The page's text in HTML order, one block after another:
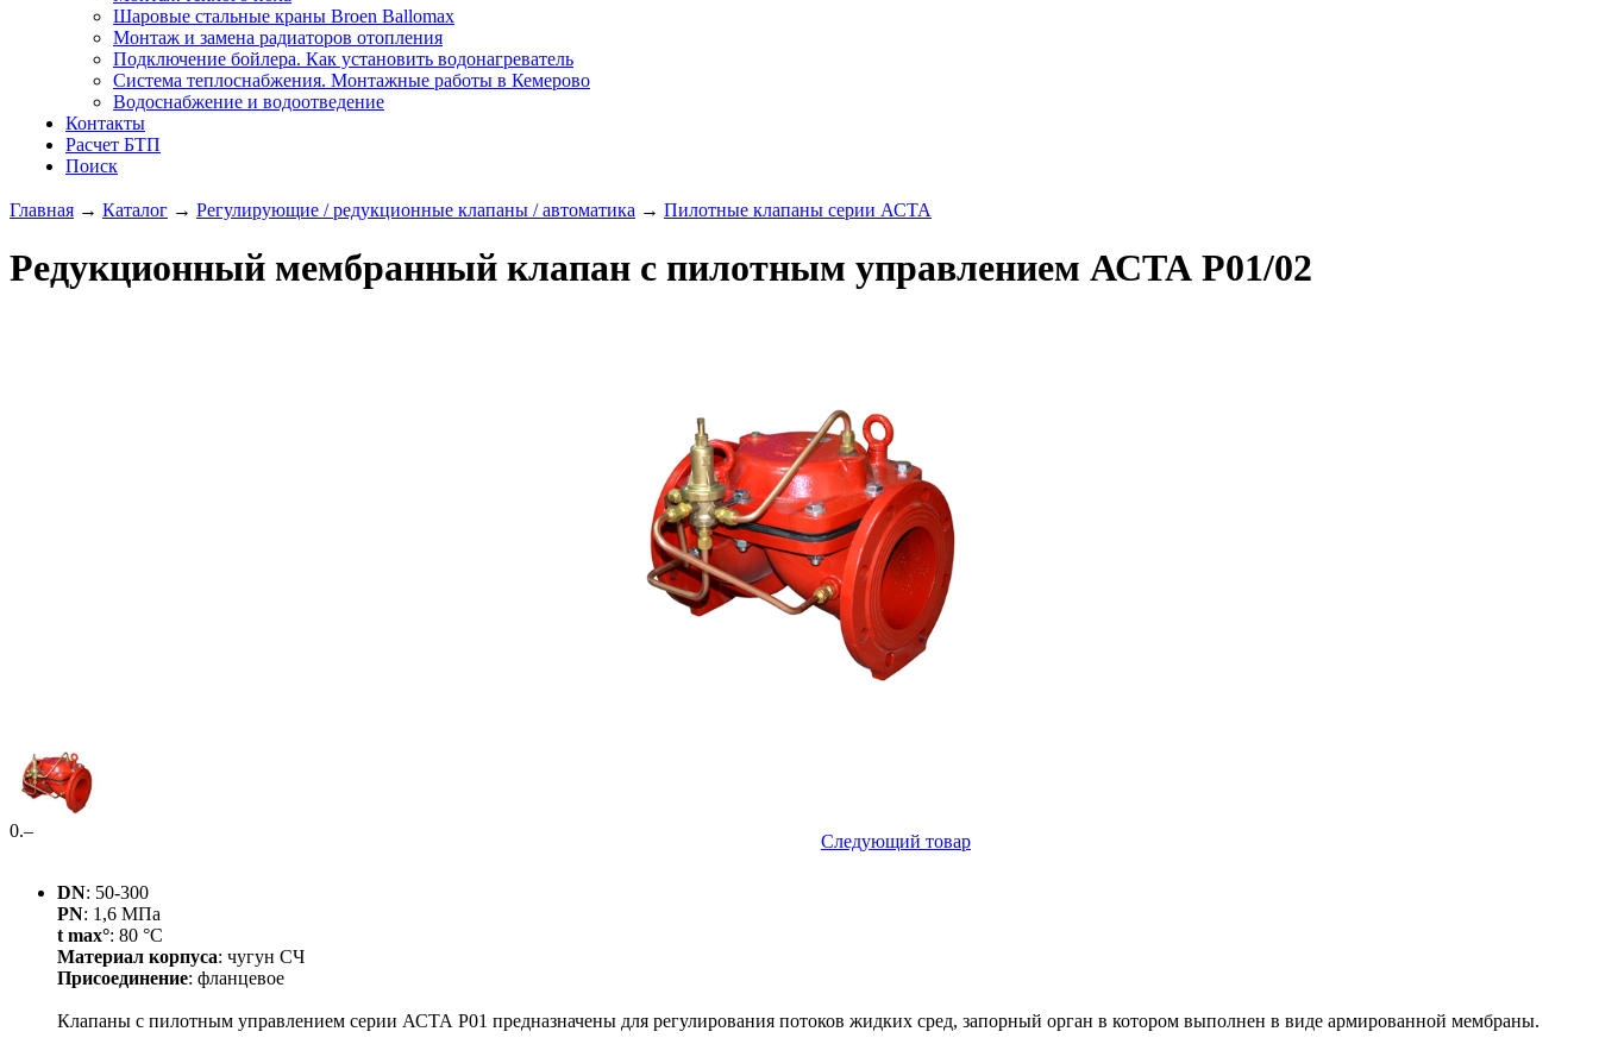
Шаровые стальные краны Broen Ballomax
Монтаж и замена радиаторов отопления
Подключение бойлера. Как установить водонагреватель
Система теплоснабжения. Монтажные работы в Кемерово
Водоснабжение и водоотведение
Контакты
Расчет БТП
Поиск
Главная → Каталог → Регулирующие / редукционные клапаны / автоматика → Пилотные клапаны серии АСТА
Редукционный мембранный клапан с пилотным управлением АСТА Р01/02
Следующий товар
0.–
DN: 50-300
PN: 1,6 МПа
t max°: 80 °С
Материал корпуса: чугун СЧ
Присоединение: фланцевое
Клапаны с пилотным управлением серии АСТА Р01 предназначены для регулирования потоков жидких сред, запорный орган в котором выполнен в виде армированной мембраны.